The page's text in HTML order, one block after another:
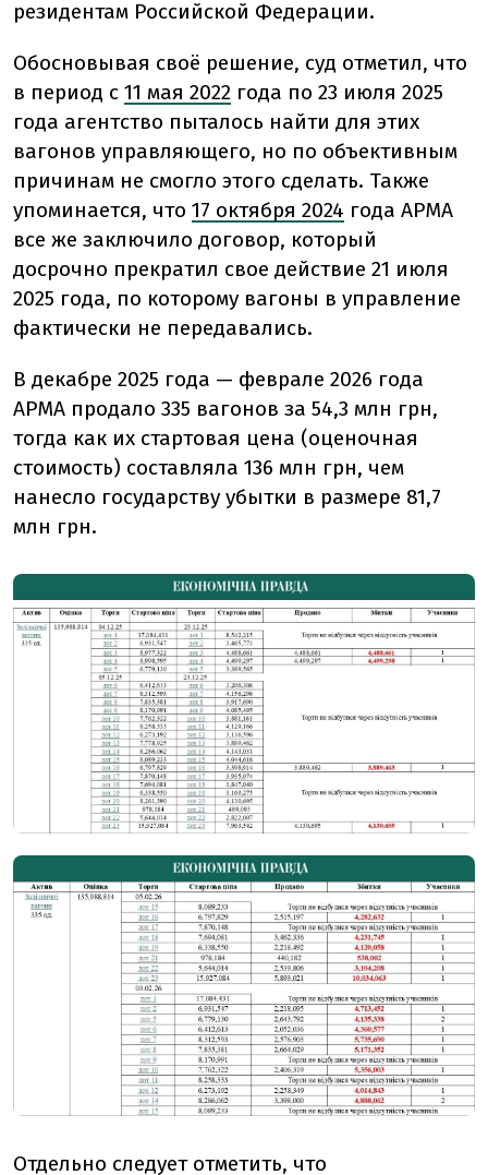
резидентам Российской Федерации.
Обосновывая своё решение, суд отметил, что
в период с 11 мая 2022 года по 23 июля 2025
года агентство пыталось найти для этих
вагонов управляющего, но по объективным
причинам не смогло этого сделать. Также
упоминается, что 17 октября 2024 года АРМА
все же заключило договор, который
досрочно прекратил свое действие 21 июля
2025 года, по которому вагоны в управление
фактически не передавались.
В декабре 2025 года — феврале 2026 года
АРМА продало 335 вагонов за 54,3 млн грн,
тогда как их стартовая цена (оценочная
стоимость) составляла 136 млн грн, чем
нанесло государству убытки в размере 81,7
млн грн.
Отдельно следует отметить, что